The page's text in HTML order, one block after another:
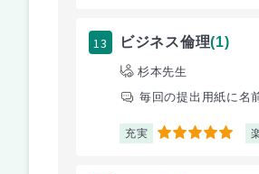
13 ビジネス倫理(1)
杉本先生
毎回の提出用紙に名
充実 5